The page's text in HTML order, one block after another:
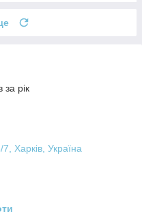
за рік
Харків, Україна